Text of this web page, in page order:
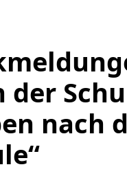
der
nach